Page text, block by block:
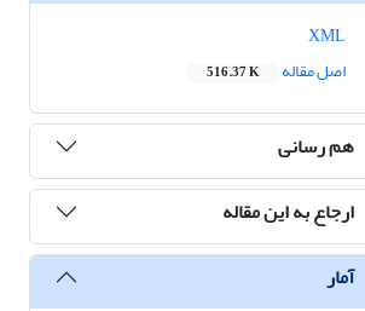
اصل مقاله
516.37 K
هم رسانی
ارجاع به این مقاله
آمار